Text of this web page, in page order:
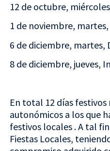
12 de octubre,
1 de noviembre,
6 de diciembre, martes,
8 de diciembre, jueves,
En total 12 días festivos
autonómicos a los que
festivos locales .A tal
Fiestas Locales,